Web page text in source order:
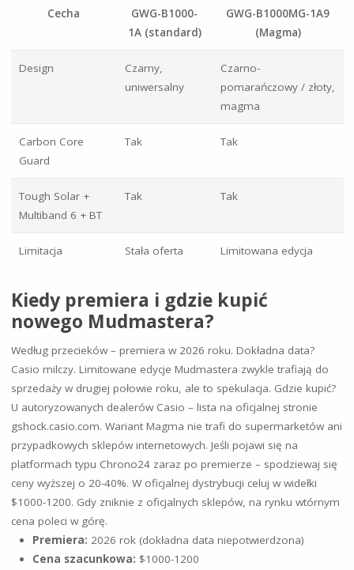
Cecha
GWG-B1000-
1A (standard)
GWG-B1000MG-1A9
(Magma)
Design
Czarny,
uniwersalny
Czarno-
pomarańczowy / złoty,
magma
Carbon Core
Guard
Tak Tak
Tough Solar +
Multiband 6 + BT
Tak Tak
Limitacja Stała oferta Limitowana edycja
Kiedy premiera i gdzie kupić
nowego Mudmastera?
Według przecieków – premiera w 2026 roku. Dokładna data?
Casio milczy. Limitowane edycje Mudmastera zwykle trafiają do
sprzedaży w drugiej połowie roku, ale to spekulacja. Gdzie kupić?
U autoryzowanych dealerów Casio – lista na oficjalnej stronie
gshock.casio.com. Wariant Magma nie trafi do supermarketów ani
przypadkowych sklepów internetowych. Jeśli pojawi się na
platformach typu Chrono24 zaraz po premierze – spodziewaj się
ceny wyższej o 20-40%. W oficjalnej dystrybucji celuj w widełki
$1000-1200. Gdy zniknie z oficjalnych sklepów, na rynku wtórnym
cena poleci w górę.
Premiera: 2026 rok (dokładna data niepotwierdzona)
Cena szacunkowa: $1000-1200